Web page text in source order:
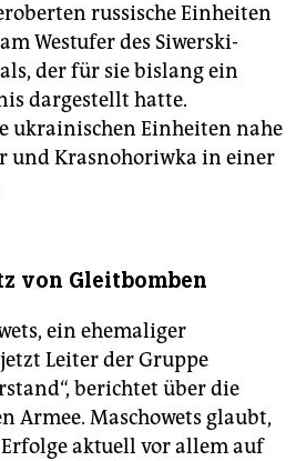
russische Einheiten
Westufer des Siwerski-
der für sie bislang ein
dargestellt hatte.
ukrainischen Einheiten nahe
und Krasnohoriwka in einer
von Gleitbomben
ein ehemaliger
Leiter der Gruppe
berichtet über die
Armee. Maschowets glaubt,
aktuell vor allem auf